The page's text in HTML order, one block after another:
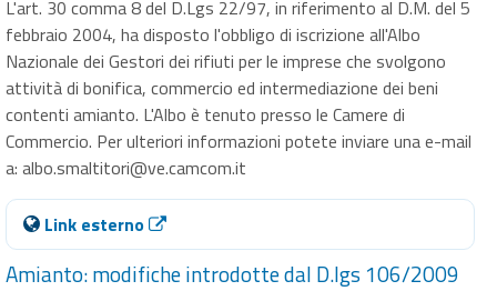
L'art. 30 comma 8 del D.Lgs 22/97, in riferimento al D.M. del 5
febbraio 2004, ha disposto l'obbligo di iscrizione all'Albo
Nazionale dei Gestori dei rifiuti per le imprese che svolgono
attività di bonifica, commercio ed intermediazione dei beni
contenti amianto. L'Albo è tenuto presso le Camere di
Commercio. Per ulteriori informazioni potete inviare una e-mail
a: albo.smaltitori@ve.camcom.it
Link esterno
Amianto: modifiche introdotte dal D.lgs 106/2009